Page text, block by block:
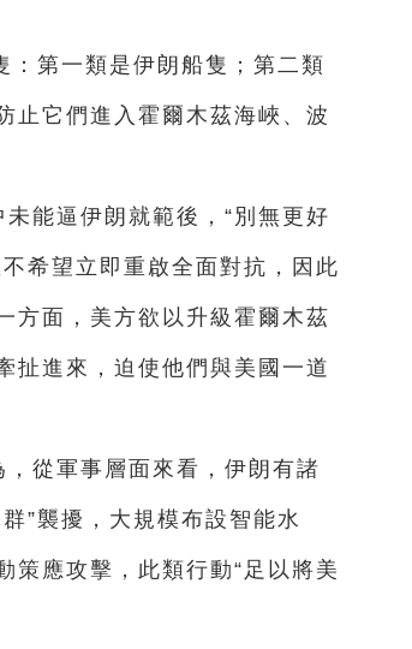
：第一類是伊朗船隻；第二類
止它們進入霍爾木茲海峽、波
能逼伊朗就範後，“別無更好
希望立即重啟全面對抗，因此
方面，美方欲以升級霍爾木茲
扯進來，迫使他們與美國一道
從軍事層面來看，伊朗有諸
”襲擾，大規模布設智能水
策應攻擊，此類行動“足以將美